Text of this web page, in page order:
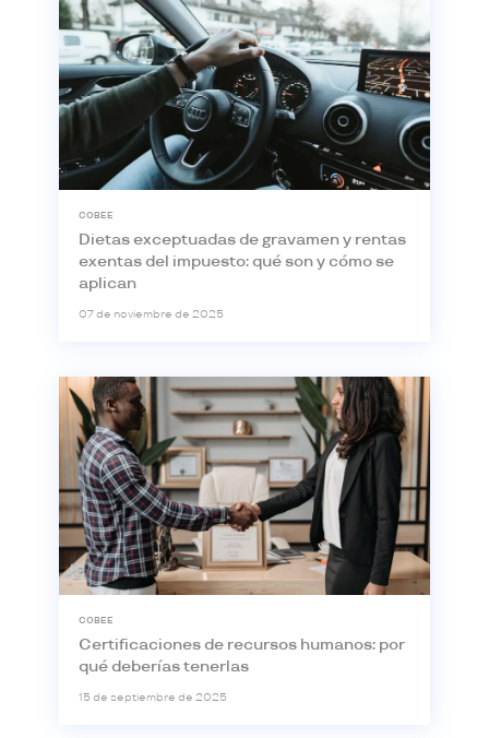
COBEE
Dietas exceptuadas de gravamen y rentas
exentas del impuesto: qué son y cómo se
aplican
07 de noviembre de 2025
COBEE
Certificaciones de recursos humanos: por
qué deberías tenerlas
15 de septiembre de 2025